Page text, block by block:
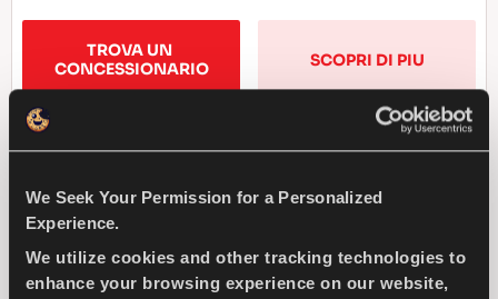
We Seek Your Permission for a Personalized
Experience.
We utilize cookies and other tracking technologies to
enhance your browsing experience on our website,
TROVA UN
CONCESSIONARIO
SCOPRI DI PIU
ICEWAYS 2